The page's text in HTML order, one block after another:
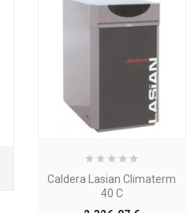
Disco Corte Diamante
Precio
Caldera Lasian Climaterm
40 C